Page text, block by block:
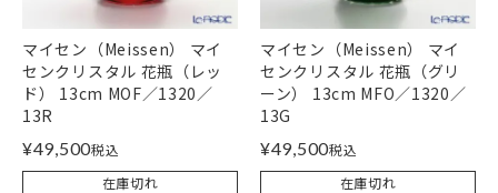
マイセン（Meissen） マイ
センクリスタル 花瓶（レッ
ド） 13cm MOF／1320／
13R
¥49,500税込
在庫切れ
マイセン（Meissen） マイ
センクリスタル 花瓶（グリ
ーン） 13cm MFO／1320／
13G
¥49,500税込
在庫切れ